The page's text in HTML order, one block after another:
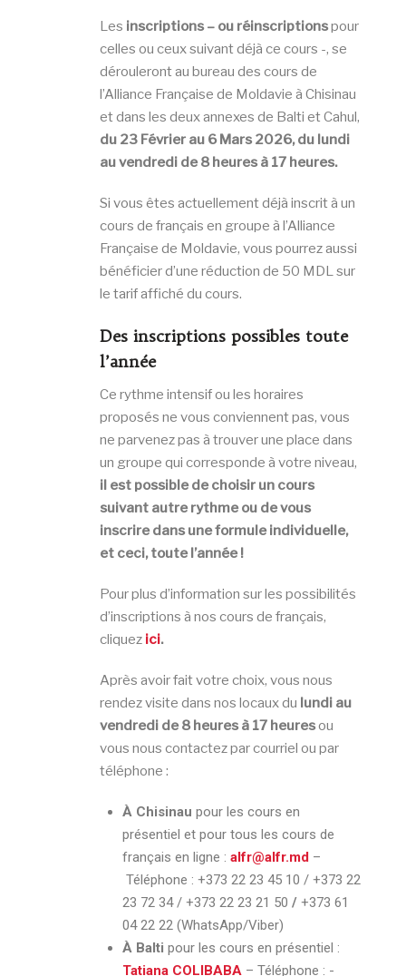
Les inscriptions – ou réinscriptionspour
celles ou ceux suivant déjà ce cours -, se
dérouleront au bureau des cours de
l’Alliance Française de Moldavie à Chisinau
et dans les deux annexes de Balti et Cahul,
du 23 Février au 6 Mars 2026, du lundi
au vendredi de 8 heures à 17 heures.
Si vous êtes actuellement déjà inscrit à un
cours de français en groupe à l’Alliance
Française de Moldavie, vous pourrez aussi
bénéficier d’une réduction de 50 MDL sur
le tarif affiché du cours.
Des inscriptions possibles toute
l’année
Ce rythme intensif ou les horaires
proposés ne vous conviennent pas, vous
ne parvenez pas à trouver une place dans
un groupe qui corresponde à votre niveau,
il est possible de choisir un cours
suivant autre rythme ou de vous
inscrire dans une formule individuelle,
et ceci, toute l’année !
Pour plus d’information sur les possibilités
d’inscriptions à nos cours de français,
cliquez ici.
Après avoir fait votre choix, vous nous
rendez visite dans nos locaux du lundi au
vendredi de 8 heures à 17 heuresou
vous nous contactez par courriel ou par
téléphone :
À Chisinau pour les cours en
présentiel et pour tous les cours de
français en ligne : alfr@alfr.md –
Téléphone : +373 22 23 45 10 / +373 22
23 72 34 / +373 22 23 21 50 / +373 61
04 22 22 (WhatsApp/Viber)
À Balti pour les cours en présentiel :
Tatiana COLIBABA – Téléphone : -